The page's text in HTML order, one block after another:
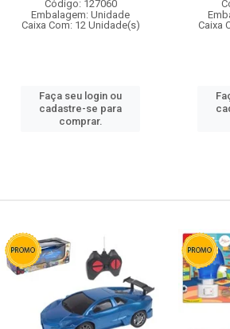
Código: 127060
Embalagem: Unidade
Caixa Com: 12 Unidade(s)
Faça seu login ou
cadastre-se para
comprar.
Caixa